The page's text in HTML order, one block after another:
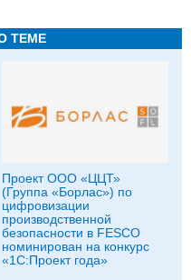
ТЕМЕ
Проект ООО «ЦЦТ»
(Группа «Борлас») по
цифровизации
производственной
безопасности в FESCO
номинирован на конкурс
«1С:Проект года»